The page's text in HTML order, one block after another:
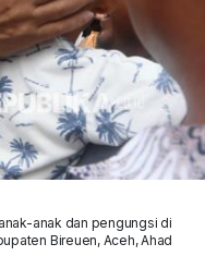
anak dan pengungsi di
Bireuen, Aceh, Ahad